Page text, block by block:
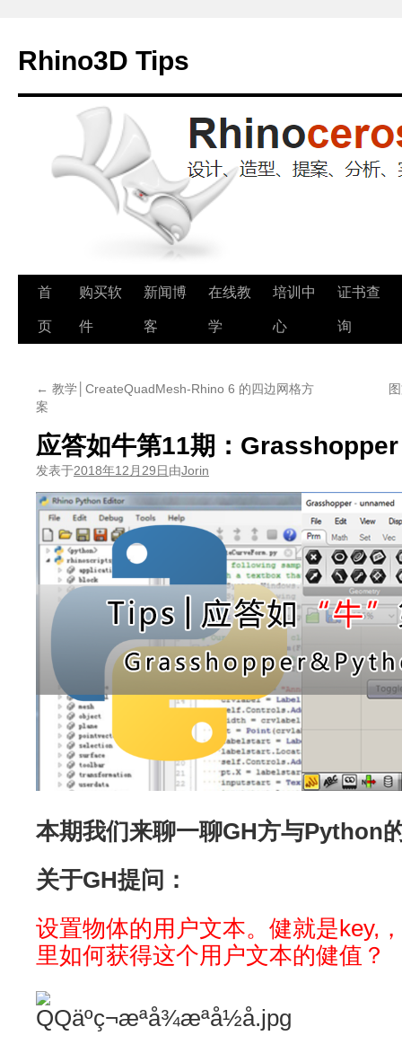
Rhino3D Tips
跳
至
首
页
购买软
件
新闻博
客
在线教
学
培训中
心
证书查
询
← 教学│CreateQuadMesh-Rhino 6 的四边网格方
案
应答如牛第11期：
发表于2018年12月29日由Jorin
本期我们来聊一聊GH方与Python
关于GH提问：
设置物体的用户文本。健就是key,
里如何获得这个用户文本的健值？